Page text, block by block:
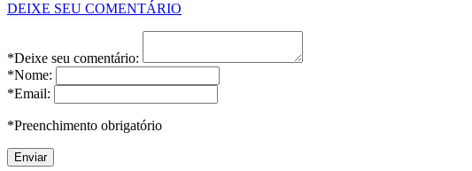
DEIXE SEU COMENTÁRIO
*Deixe seu comentário:
*Nome:
*Email:
*Preenchimento obrigatório